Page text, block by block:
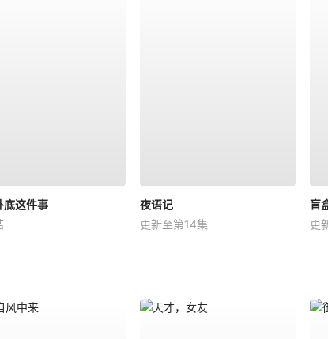
底这件事
夜语记
更新至第14集
盲
更